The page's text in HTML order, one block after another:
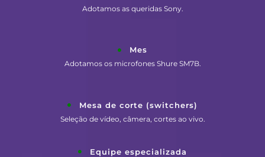
Adotamos as queridas Sony.
Mes
Adotamos os microfones Shure SM7B.
Mesa de corte (switchers)
Seleção de vídeo, câmera, cortes ao vivo.
Equipe especializada